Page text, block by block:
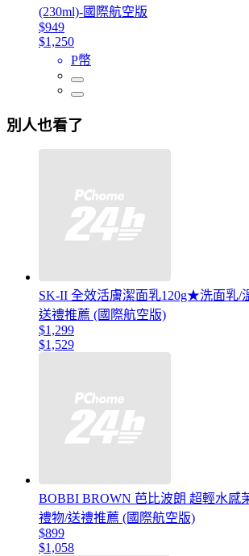
(230ml)-國際航空版
$949
$1,250
P幣
別人也看了
SK-II 全效活膚潔面乳120g★洗面乳/
送禮推薦 (國際航空版)
$1,299
$1,529
BOBBI BROWN 芭比波朗 超輕水感
禮物/送禮推薦 (國際航空版)
$899
$1,058